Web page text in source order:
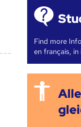
Find more
en français, in